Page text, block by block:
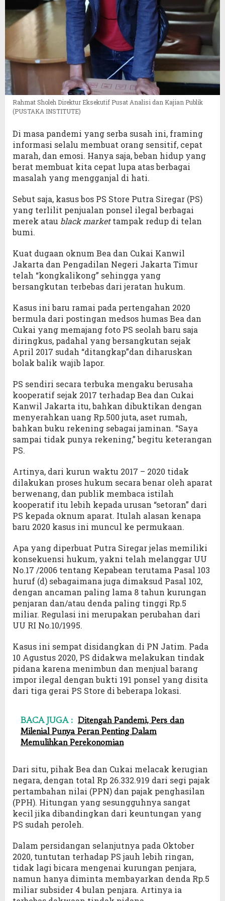
Rahmat Sholeh Direktur Eksekutif Pusat Analisi dan Kajian Publik
(PUSTAKA INSTITUTE)
Di masa pandemi yang serba susah ini, framing
informasi selalu membuat orang sensitif, cepat
marah, dan emosi. Hanya saja, beban hidup yang
berat membuat kita cepat lupa atas berbagai
masalah yang mengganjal di hati.
Sebut saja, kasus bos PS Store Putra Siregar (PS)
yang terlilit penjualan ponsel ilegal berbagai
merek atau black markettampak redup di telan
bumi.
Kuat dugaan oknum Bea dan Cukai Kanwil
Jakarta dan Pengadilan Negeri Jakarta Timur
telah “kongkalikong” sehingga yang
bersangkutan terbebas dari jeratan hukum.
Kasus ini baru ramai pada pertengahan 2020
bermula dari postingan medsos humas Bea dan
Cukai yang memajang foto PS seolah baru saja
diringkus, padahal yang bersangkutan sejak
April 2017 sudah “ditangkap”dan diharuskan
bolak balik wajib lapor.
PS sendiri secara terbuka mengaku berusaha
kooperatif sejak 2017 terhadap Bea dan Cukai
Kanwil Jakarta itu, bahkan dibuktikan dengan
menyerahkan uang Rp.500 juta, aset rumah,
bahkan buku rekening sebagai jaminan. “Saya
sampai tidak punya rekening,” begitu keterangan
PS.
Artinya, dari kurun waktu 2017 – 2020 tidak
dilakukan proses hukum secara benar oleh aparat
berwenang, dan publik membaca istilah
kooperatif itu lebih kepada urusan “setoran” dari
PS kepada oknum aparat. Itulah alasan kenapa
baru 2020 kasus ini muncul ke permukaan.
Apa yang diperbuat Putra Siregar jelas memiliki
konsekuensi hukum, yakni telah melanggar UU
No.17 /2006 tentang Kepabean terutama Pasal 103
huruf (d) sebagaimana juga dimaksud Pasal 102,
dengan ancaman paling lama 8 tahun kurungan
penjaran dan/atau denda paling tinggi Rp.5
miliar. Regulasi ini merupakan perubahan dari
UU RI No.10/1995.
Kasus ini sempat disidangkan di PN Jatim. Pada
10 Agustus 2020, PS didakwa melakukan tindak
pidana karena menimbun dan menjual barang
impor ilegal dengan bukti 191 ponsel yang disita
dari tiga gerai PS Store di beberapa lokasi.
BACA JUGA : Ditengah Pandemi, Pers dan
Milenial Punya Peran Penting Dalam
Memulihkan Perekonomian
Dari situ, pihak Bea dan Cukai melacak kerugian
negara, dengan total Rp 26.332.919 dari segi pajak
pertambahan nilai (PPN) dan pajak penghasilan
(PPH). Hitungan yang sesungguhnya sangat
kecil jika dibandingkan dari keuntungan yang
PS sudah peroleh.
Dalam persidangan selanjutnya pada Oktober
2020, tuntutan terhadap PS jauh lebih ringan,
tidak lagi bicara mengenai kurungan penjara,
namun hanya diminta membayarkan denda Rp.5
miliar subsider 4 bulan penjara. Artinya ia